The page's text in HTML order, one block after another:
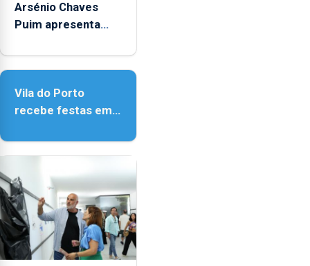
Arsénio Chaves
Puim apresenta
de Vila do Porto
Vila do Porto
recebe festas em
Senhora da